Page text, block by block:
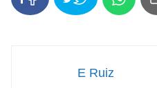
E Ruiz